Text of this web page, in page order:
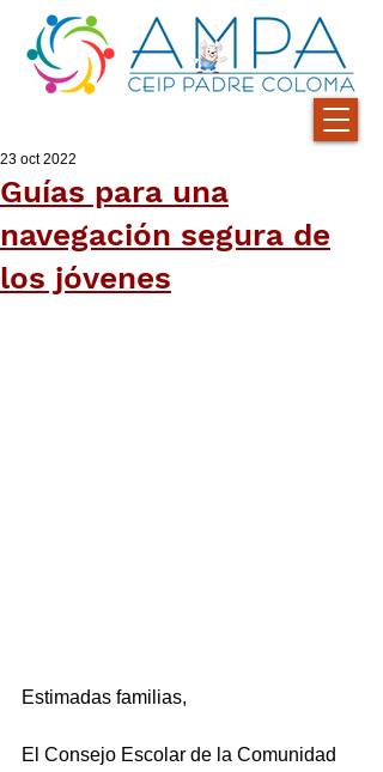
Guías para una
navegación segura de
los jóvenes
23 oct 2022
Estimadas familias,
El Consejo Escolar de la Comunidad